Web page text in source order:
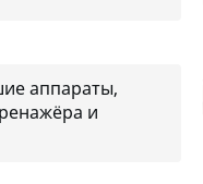
аппараты,
и